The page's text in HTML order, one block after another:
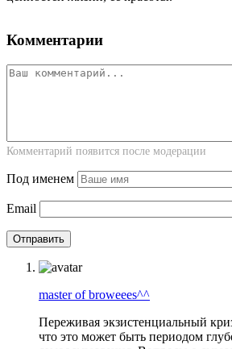
Комментарии
Комментарий появится после модерации
Под именем
Email
master of broweees^^
Переживая экзистенциальный
что это может быть периодом